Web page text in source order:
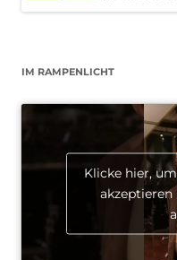
IM RAMPENLICHT
Klicke hier,
akzeptieren